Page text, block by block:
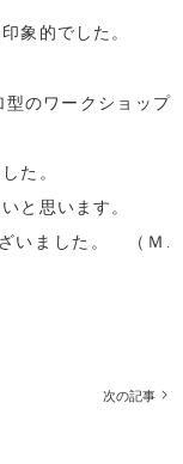
象的でした。
のワークショップ
た。
と思います。
いました。 （Ｍ.
次の記事